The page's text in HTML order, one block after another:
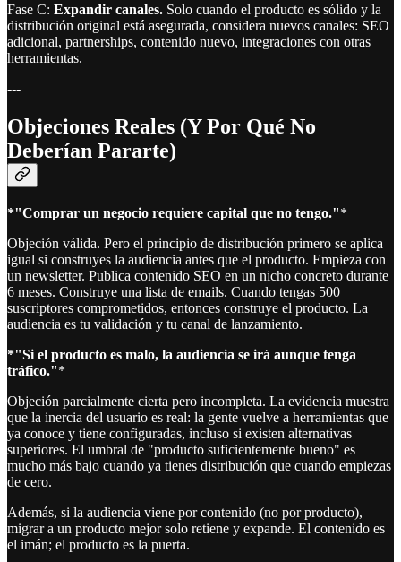
Fase C: Expandir canales. Solo cuando el producto es sólido y la
distribución original está asegurada, considera nuevos canales: SEO
adicional, partnerships, contenido nuevo, integraciones con otras
herramientas.
---
Objeciones Reales (Y Por Qué No
Deberían Pararte)
*"Comprar un negocio requiere capital que no tengo."*
Objeción válida. Pero el principio de distribución primero se aplica
igual si construyes la audiencia antes que el producto. Empieza con
un newsletter. Publica contenido SEO en un nicho concreto durante
6 meses. Construye una lista de emails. Cuando tengas 500
suscriptores comprometidos, entonces construye el producto. La
audiencia es tu validación y tu canal de lanzamiento.
*"Si el producto es malo, la audiencia se irá aunque tenga
tráfico."*
Objeción parcialmente cierta pero incompleta. La evidencia muestra
que la inercia del usuario es real: la gente vuelve a herramientas que
ya conoce y tiene configuradas, incluso si existen alternativas
superiores. El umbral de "producto suficientemente bueno" es
mucho más bajo cuando ya tienes distribución que cuando empiezas
de cero.
Además, si la audiencia viene por contenido (no por producto),
migrar a un producto mejor solo retiene y expande. El contenido es
el imán; el producto es la puerta.